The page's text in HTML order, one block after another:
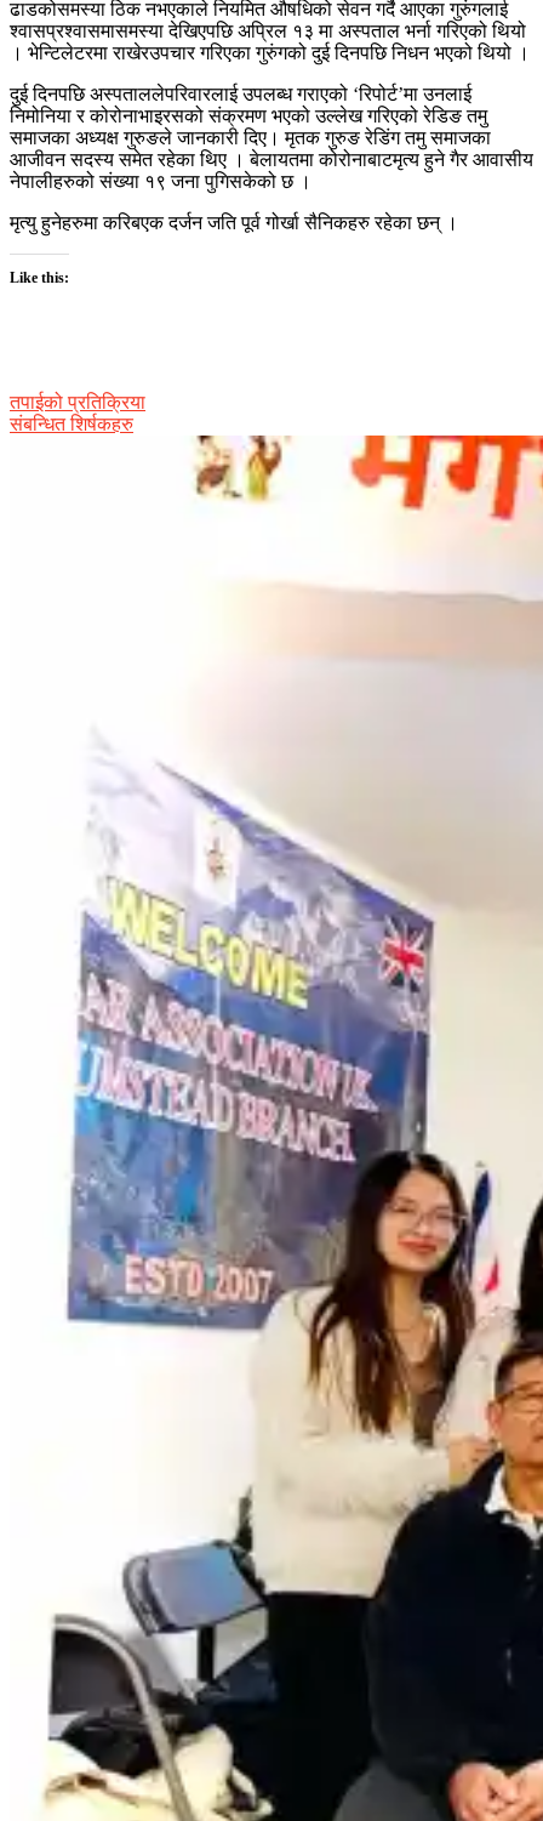
ढाडकोसमस्या ठिक नभएकाले नियमित औषधिको सेवन गर्दै आएका गुरुंगलाई
श्वासप्रश्वासमासमस्या देखिएपछि अप्रिल १३ मा अस्पताल भर्ना गरिएको थियो
। भेन्टिलेटरमा राखेरउपचार गरिएका गुरुंगको दुई दिनपछि निधन भएको थियो ।
दुई दिनपछि अस्पताललेपरिवारलाई उपलब्ध गराएको ‘रिपोर्ट’मा उनलाई
निमोनिया र कोरोनाभाइरसको संक्रमण भएको उल्लेख गरिएको रेडिङ तमु
समाजका अध्यक्ष गुरुङले जानकारी दिए। मृतक गुरुङ रेडिंग तमु समाजका
आजीवन सदस्य समेत रहेका थिए । बेलायतमा कोरोनाबाटमृत्य हुने गैर आवासीय
नेपालीहरुको संख्या १९ जना पुगिसकेको छ ।
मृत्यु हुनेहरुमा करिबएक दर्जन जति पूर्व गोर्खा सैनिकहरु रहेका छन् ।
Like this:
तपाईको प्रतिक्रिया
संबन्धित शिर्षकहरु